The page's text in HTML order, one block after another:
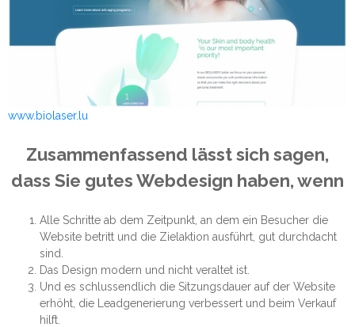
www.biolaser.lu
Zusammenfassend lässt sich sagen,
dass Sie gutes Webdesign haben, wenn
Alle Schritte ab dem Zeitpunkt, an dem ein Besucher die
Website betritt und die Zielaktion ausführt, gut durchdacht
sind.
Das Design modern und nicht veraltet ist.
Und es schlussendlich die Sitzungsdauer auf der Website
erhöht, die Leadgenerierung verbessert und beim Verkauf
hilft.